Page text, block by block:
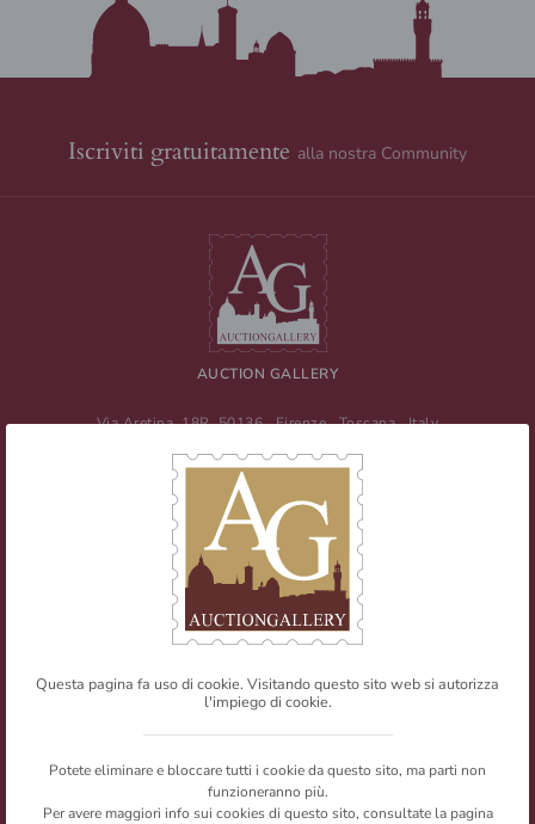
Iscriviti gratuitamente alla nostra Community
AUCTION GALLERY
Via Aretina, 18R 50136 Firenze,Toscana,Italy
E-mail:info@auctiongallery.it
Partita IVA:
Filatelia Numismatica
I testi e le immagini presenti nel sito sono riproducibili citandone la
fonte.
Questa pagina fa uso di cookie. Visitando questo sito web si autorizza
l'impiego di cookie.
Potete eliminare e bloccare tutti i cookie da questo sito, ma parti non
funzioneranno più.
Per avere maggiori info sui cookies di questo sito, consultate la pagina